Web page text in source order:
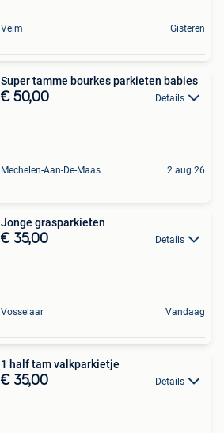
Velm Gisteren
Super tamme bourkes parkieten babies
€ 50,00 Details
Mechelen-Aan-De-Maas 2 aug 26
Jonge grasparkieten
€ 35,00 Details
Vosselaar Vandaag
1 half tam valkparkietje
€ 35,00 Details